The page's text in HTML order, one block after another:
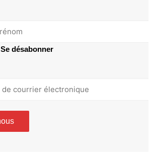
Se désabonner